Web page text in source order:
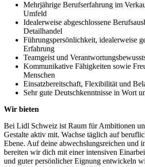
Mehrjährige Berufserfahrung im
Umfeld
Idealerweise abgeschlossene
Detailhandel
Führungspersönlichkeit, idealerweise
Erfahrung
Teamgeist und
Kommunikative Fähigkeiten sowie
Menschen
Einsatzbereitschaft, Flexibilität und
Sehr gute Deutschkenntnisse in Wort
Wir bieten
Bei Lidl Schweiz ist Raum für Ambitionen
Gestalte aktiv mit. Wachse täglich auf
Ebene. Auf deine abwechslungsreichen und
bereiten wir dich mit einer intensiven
und guter persönlicher Eignung entwickeln